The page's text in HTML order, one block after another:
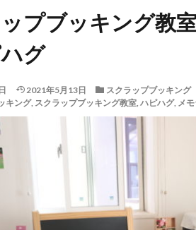
プブッキング教
グ
2021年5月13日
スクラップブッキング
キング, スクラップブッキング教室, ハピハグ, メ